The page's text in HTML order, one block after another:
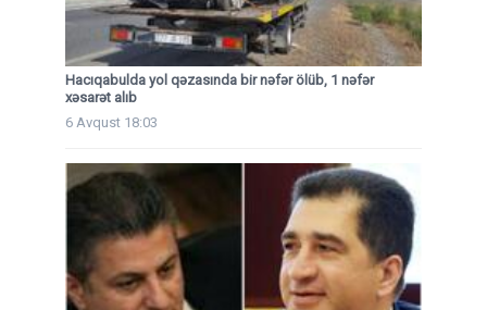
Hacıqabulda yol qəzasında bir nəfər ölüb, 1 nəfər
xəsarət alıb
6 Avqust 18:03